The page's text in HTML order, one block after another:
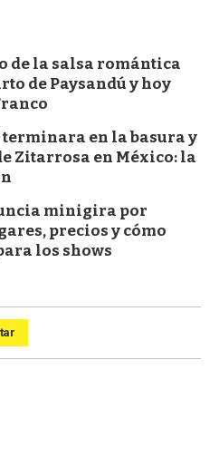
de la salsa romántica
de Paysandú y hoy
terminara en la basura y
Zitarrosa en México: la
minigira por
precios y cómo
los shows